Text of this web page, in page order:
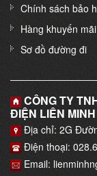
Chính sách bảo
Hàng khuyến mãi
Sơ đồ đường đi
CÔNG TY
ĐIỆN LIÊN
Địa chỉ: 2G
Điện thoại:
Email: